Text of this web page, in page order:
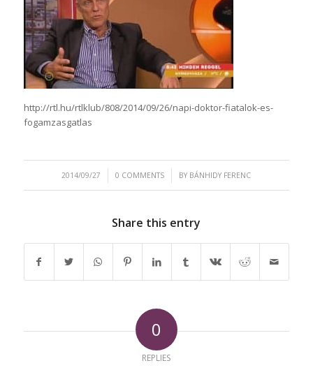
http://rtl.hu/rtlklub/808/2014/09/26/napi-doktor-fiatalok-es-
fogamzasgatlas
2014/09/27
/ 0 COMMENTS
/ BY BÁNHIDY FERENC
Share this entry
0
REPLIES